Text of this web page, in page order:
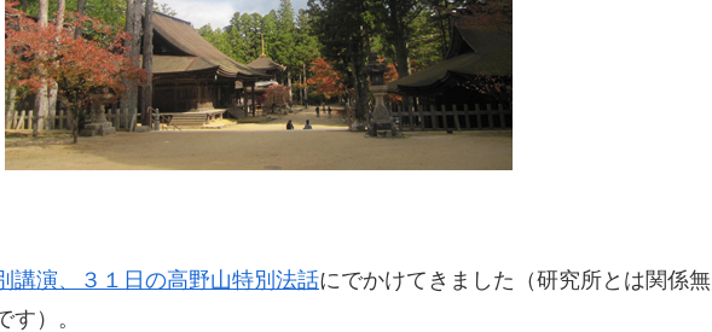
講演、３１日の高野山特別法話にでかけてきました（研究所とは関係無
す）。